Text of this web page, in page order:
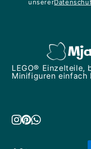
unserer
LEGO® Einzelteile,
Minifiguren einfach